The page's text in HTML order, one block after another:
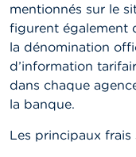
mentionnés sur le
figurent également
la dénomination
d’information
dans chaque
la banque.
Les principaux frais